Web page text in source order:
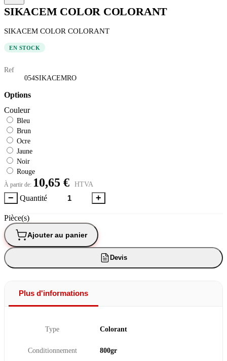
SIKACEM COLOR COLORANT
SIKACEM COLOR COLORANT
EN STOCK
Ref
054SIKACEMRO
Options
Couleur
Bleu
Brun
Ocre
Jaune
Noir
Rouge
À partir de: 10,65 € HTVA
− Quantité +
Pièce(s)
Ajouter au panier
Devis
Plus d'informations
Type Colorant
Conditionnement 800gr